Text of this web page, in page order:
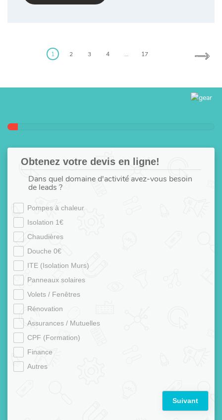
1 2 3 4 … 17
Obtenez votre devis en ligne!
Dans quel domaine d'activité avez-vous besoin
de leads ?
Pompes à chaleur
Isolation 1€
Chaudières
Douche 0€
ITE (Isolation Murs)
Panneaux solaires
Volets / Fenêtres
Rénovation
Assurances / Mutuelles
CPF (Formation)
Finance
Autres
Suivant